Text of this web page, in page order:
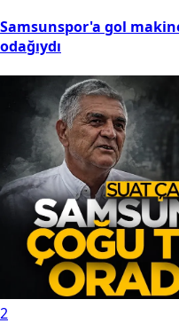
Samsunspor'a gol
odağıydı
2